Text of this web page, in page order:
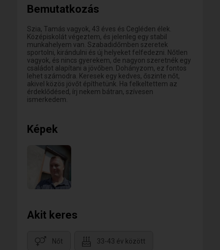
Bemutatkozás
Szia, Tamás vagyok, 43 éves és Cegléden élek.
Középiskolát végeztem, és jelenleg egy stabil
munkahelyem van. Szabadidőmben szeretek
sportolni, kirándulni és új helyeket felfedezni. Nőtlen
vagyok, és nincs gyerekem, de nagyon szeretnék egy
családot alapítani a jövőben. Dohányzom, ez fontos
lehet számodra. Keresek egy kedves, őszinte nőt,
akivel közös jövőt építhetünk. Ha felkeltettem az
érdeklődésed, írj nekem bátran, szívesen
ismerkedem.
Képek
Akit keres
Nőt 33-43 év között